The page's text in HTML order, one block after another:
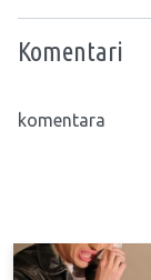
Komentari
komentara